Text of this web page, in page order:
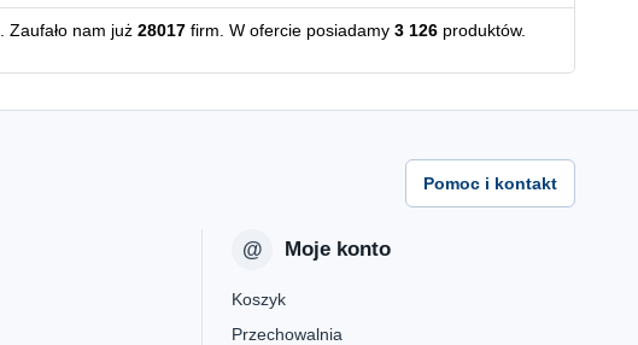
. Zaufało nam już 28017 firm. W ofercie posiadamy 3 126 produktów.
Pomoc i kontakt
Moje konto
Koszyk
Przechowalnia